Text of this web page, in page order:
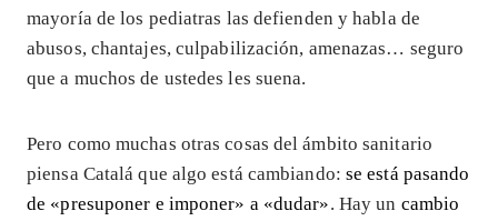
mayoría de los pediatras las defienden y habla de
abusos, chantajes, culpabilización, amenazas… seguro
que a muchos de ustedes les suena.
Pero como muchas otras cosas del ámbito sanitario
piensa Catalá que algo está cambiando: se está pasando
de «presuponer e imponer» a «dudar». Hay un cambio